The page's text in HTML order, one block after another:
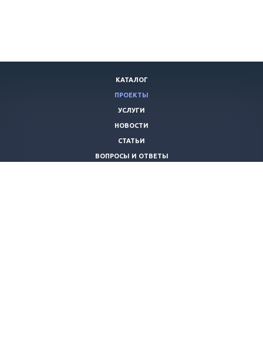
КАТАЛОГ
ПРОЕКТЫ
УСЛУГИ
НОВОСТИ
СТАТЬИ
ВОПРОСЫ И ОТВЕТЫ